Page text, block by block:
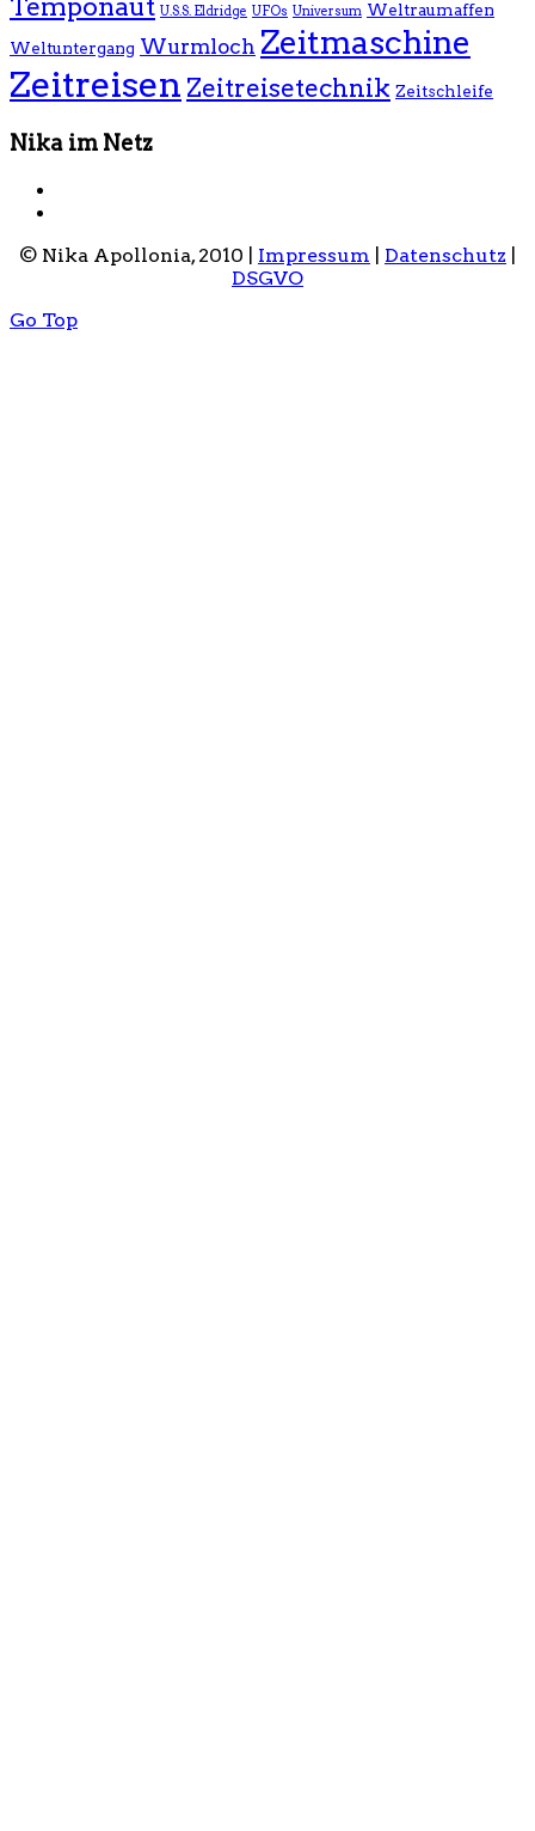
U.S.S. Eldridge UFOs Universum Weltraumaffen
Weltuntergang Wurmloch Zeitmaschine
Zeitreisen Zeitreisetechnik Zeitschleife
Nika im Netz
© Nika Apollonia, 2010 | Impressum Datenschutz
DSGVO
Go Top